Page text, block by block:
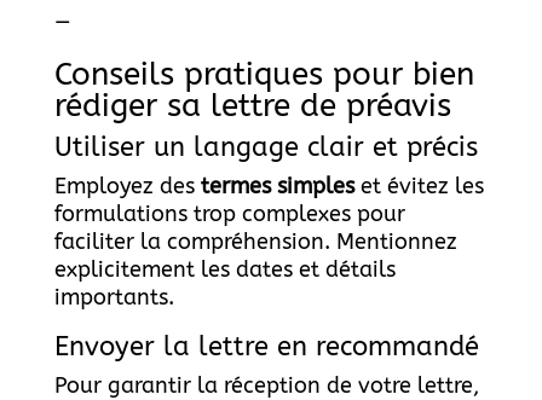
—
Conseils pratiques pour bien
rédiger sa lettre de préavis
Utiliser un langage clair et précis
Employez des termes simpleset évitez les
formulations trop complexes pour
faciliter la compréhension. Mentionnez
explicitement les dates et détails
importants.
Envoyer la lettre en recommandé
Pour garantir la réception de votre lettre,